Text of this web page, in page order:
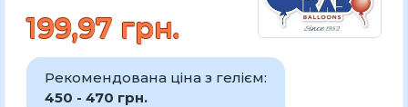
199,97 грн.
Рекомендована ціна з гелієм:
450 - 470 грн.